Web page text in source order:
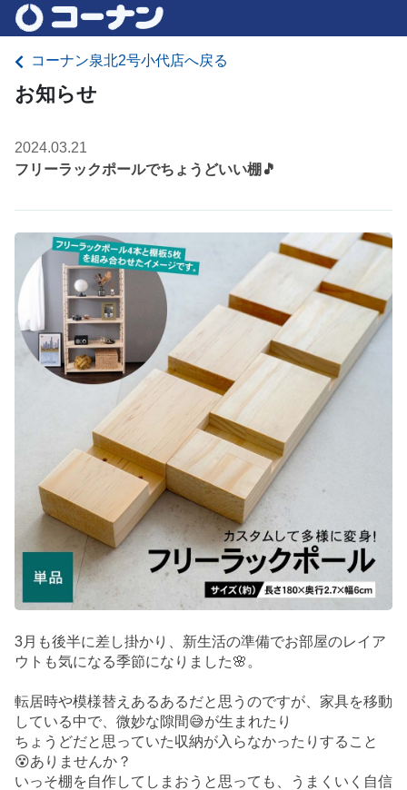
コーナン泉北2号小代店へ戻る
お知らせ
2024.03.21
フリーラックポールでちょうどいい棚🎵
3月も後半に差し掛かり、新生活の準備でお部屋のレイア
ウトも気になる季節になりました🌸。
転居時や模様替えあるあるだと思うのですが、家具を移動
している中で、微妙な隙間😅が生まれたり
ちょうどだと思っていた収納が入らなかったりすること
😵ありませんか？
いっそ棚を自作してしまおうと思っても、うまくいく自信